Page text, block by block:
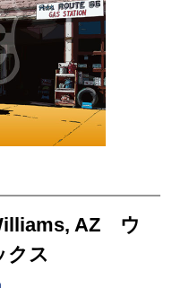
AZ ウ
クス